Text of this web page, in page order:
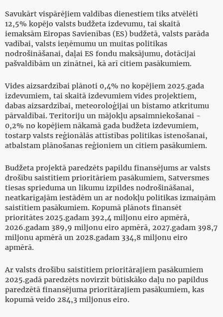
Savukārt vispārējiem valdības dienestiem tiks atvēlēti
12,5% kopējo valsts budžeta izdevumu, tai skaitā
iemaksām Eiropas Savienības (ES) budžetā, valsts parāda
vadībai, valsts ieņēmumu un muitas politikas
nodrošināšanai, daļai ES fondu maksājumu, dotācijai
pašvaldībām un zinātnei, kā arī citiem pasākumiem.
Vides aizsardzībai plānoti 0,4% no kopējiem 2025.gada
izdevumiem, tai skaitā izdevumiem vides projektiem,
dabas aizsardzībai, meteoroloģijai un bīstamo atkritumu
pārvaldībai. Teritoriju un mājokļu apsaimniekošanai -
0,2% no kopējiem nākamā gada budžeta izdevumiem,
tostarp valsts reģionālās attīstības politikas īstenošanai,
atbalstam plānošanas reģioniem un citiem pasākumiem.
Budžeta projektā paredzēts papildu finansējums ar valsts
drošību saistītiem prioritāriem pasākumiem, Satversmes
tiesas sprieduma un likumu izpildes nodrošināšanai,
neatkarīgajām iestādēm un ar nodokļu politikas izmaiņām
saistītiem pasākumiem. Kopumā plānots finansēt
prioritātes 2025.gadam 392,4 miljonu eiro apmērā,
2026.gadam 389,9 miljonu eiro apmērā, 2027.gadam 398,7
miljonu apmērā un 2028.gadam 334,8 miljonu eiro
apmērā.
Ar valsts drošību saistītiem prioritārajiem pasākumiem
2025.gadā paredzēts novirzīt būtiskāko daļu no papildus
paredzētā finansējuma prioritārajiem pasākumiem, kas
kopumā veido 284,3 miljonus eiro.